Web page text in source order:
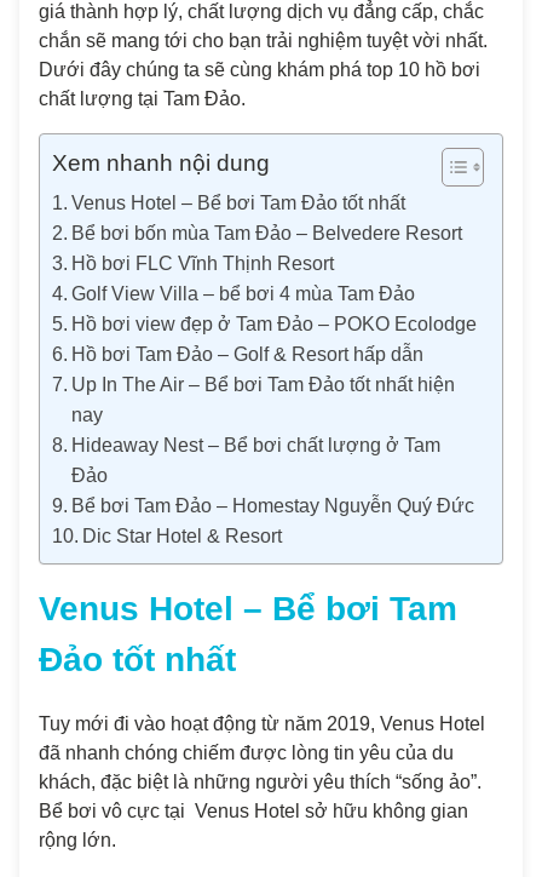
giá thành hợp lý, chất lượng dịch vụ đẳng cấp, chắc
chắn sẽ mang tới cho bạn trải nghiệm tuyệt vời nhất.
Dưới đây chúng ta sẽ cùng khám phá top 10 hồ bơi
chất lượng tại Tam Đảo.
Xem nhanh nội dung
Venus Hotel – Bể bơi Tam Đảo tốt nhất
Bể bơi bốn mùa Tam Đảo – Belvedere Resort
Hồ bơi FLC Vĩnh Thịnh Resort
Golf View Villa – bể bơi 4 mùa Tam Đảo
Hồ bơi view đẹp ở Tam Đảo – POKO Ecolodge
Hồ bơi Tam Đảo – Golf & Resort hấp dẫn
Up In The Air – Bể bơi Tam Đảo tốt nhất hiện
nay
Hideaway Nest – Bể bơi chất lượng ở Tam
Đảo
Bể bơi Tam Đảo – Homestay Nguyễn Quý Đức
Dic Star Hotel & Resort
Venus Hotel – Bể bơi Tam
Đảo tốt nhất
Tuy mới đi vào hoạt động từ năm 2019, Venus Hotel
đã nhanh chóng chiếm được lòng tin yêu của du
khách, đặc biệt là những người yêu thích “sống ảo”.
Bể bơi vô cực tại Venus Hotel sở hữu không gian
rộng lớn.